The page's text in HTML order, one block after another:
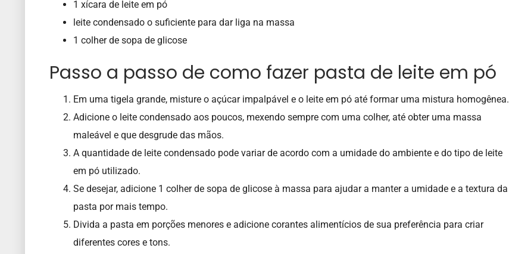
1 xícara de leite em pó
leite condensado o suficiente para dar liga na massa
1 colher de sopa de glicose
Passo a passo de como fazer pasta de leite em pó
Em uma tigela grande, misture o açúcar impalpável e o leite em pó até formar uma mistura homogênea.
Adicione o leite condensado aos poucos, mexendo sempre com uma colher, até obter uma massa
maleável e que desgrude das mãos.
A quantidade de leite condensado pode variar de acordo com a umidade do ambiente e do tipo de leite
em pó utilizado.
Se desejar, adicione 1 colher de sopa de glicose à massa para ajudar a manter a umidade e a textura da
pasta por mais tempo.
Divida a pasta em porções menores e adicione corantes alimentícios de sua preferência para criar
diferentes cores e tons.